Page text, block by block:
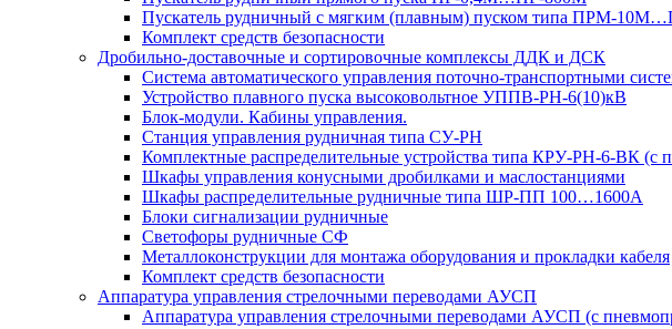
Пускатель рудничный с мягким (плавным) пуском типа ПРМ-
Комплект средств безопасности
Дробильно-доставочные и сортировочные комплексы ДДК и ДСК
Система автоматического управления поточно-транспортными
Устройство плавного пуска высоковольтное УППВ-РН-6(10)кВ
Блок-модули. Кабины управления.
Станция управления рудничная типа СУ-РН
Комплектные распределительные устройства типа КРУ-РН-6-ВК (с
Шкафы управления конусными дробилками и маслостанциями
Шкафы распределительные рудничные типа ШР-ПП 100…1600А
Блоки сигнализации рудничные
Светофоры рудничные СФ
Металлоконструкции для монтажа оборудования и прокладки кабеля
Комплект средств безопасности
Аппаратура управления стрелочными переводами АУСП
Аппаратура управления стрелочными переводами АУСП (с